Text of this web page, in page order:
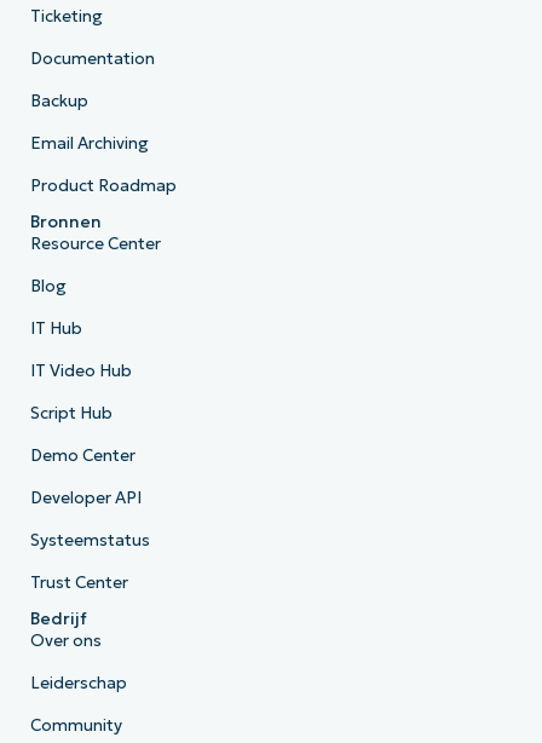
Ticketing
Documentation
Backup
Email Archiving
Product Roadmap
Bronnen
Resource Center
Blog
IT Hub
IT Video Hub
Script Hub
Demo Center
Developer API
Systeemstatus
Trust Center
Bedrijf
Over ons
Leiderschap
Community